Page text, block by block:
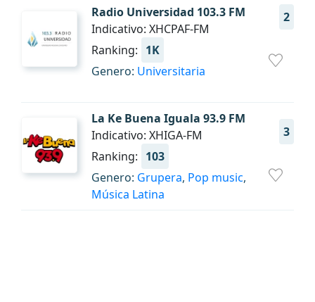
Radio Universidad 103.3 FM 2
Indicativo: XHCPAF-FM
Ranking: 1K
Genero: Universitaria
La Ke Buena Iguala 93.9 FM
3
Indicativo: XHIGA-FM
Ranking: 103
Genero: Grupera, Pop music,
Música Latina